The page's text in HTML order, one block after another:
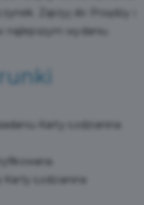
Zajrzyj do Przędzy i
najlepszym wydaniu.
Karty Łodzianina
Łodzianina